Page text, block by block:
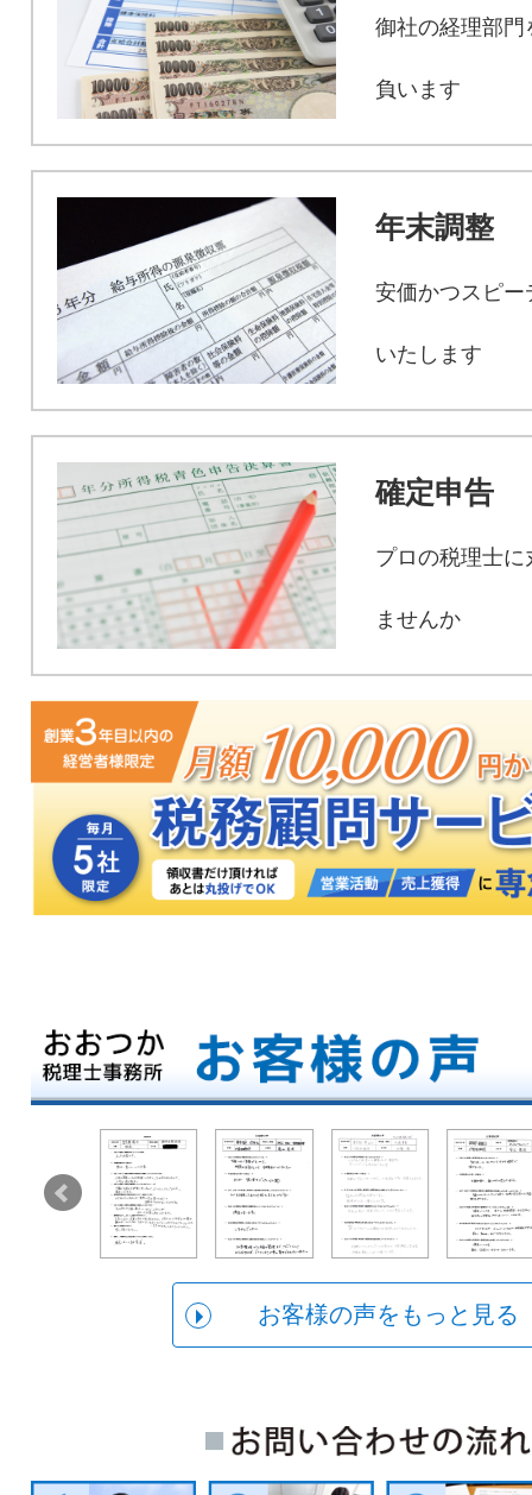
御社の経理部門
負います
年末調整
安価かつスピー
いたします
確定申告
プロの税理士に
ませんか
お客様の声をもっと見る